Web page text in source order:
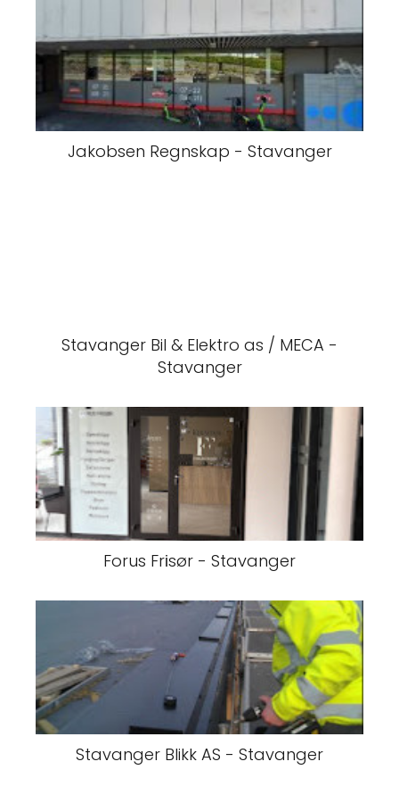
Jakobsen Regnskap - Stavanger
Stavanger Bil & Elektro as / MECA -
Stavanger
Forus Frіsør - Stavanger
Stavanger Blikk AS - Stavanger